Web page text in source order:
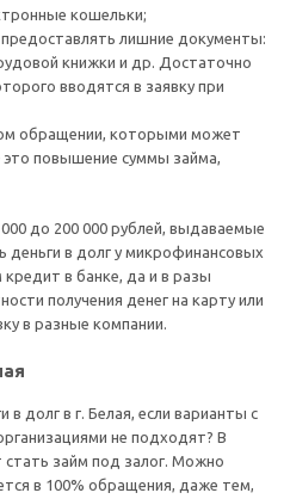
кошельки;
лишние документы:
книжки и др. Достаточно
вводятся в заявку при
обращении, которыми может
это повышение суммы займа,
до 200 000 рублей, выдаваемые
деньги в долг у микрофинансовых
в банке, да и в разы
получения денег на карту или
в разные компании.
долг в г. Белая, если варианты с
не подходят? В
займ под залог. Можно
в 100% обращения, даже тем,